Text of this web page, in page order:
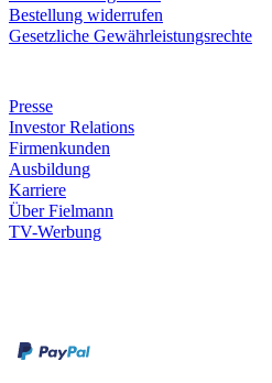
Bestellung widerrufen
Gesetzliche Gewährleistungsrechte
Presse
Investor Relations
Firmenkunden
Ausbildung
Karriere
Über Fielmann
TV-Werbung